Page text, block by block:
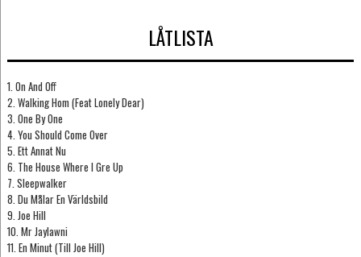
LÅTLISTA
1. On And Off
2. Walking Hom (Feat Lonely Dear)
3. One By One
4. You Should Come Over
5. Ett Annat Nu
6. The House Where I Gre Up
7. Sleepwalker
8. Du Målar En Världsbild
9. Joe Hill
10. Mr Jaylawni
11. En Minut (Till Joe Hill)